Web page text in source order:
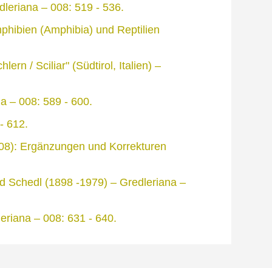
– 008: 519 - 536.
(Amphibia) und Reptilien
/ Sciliar" (Südtirol, Italien) –
– 008: 589 - 600.
612.
Ergänzungen und Korrekturen
Schedl (1898 -1979) – Gredleriana –
– 008: 631 - 640.